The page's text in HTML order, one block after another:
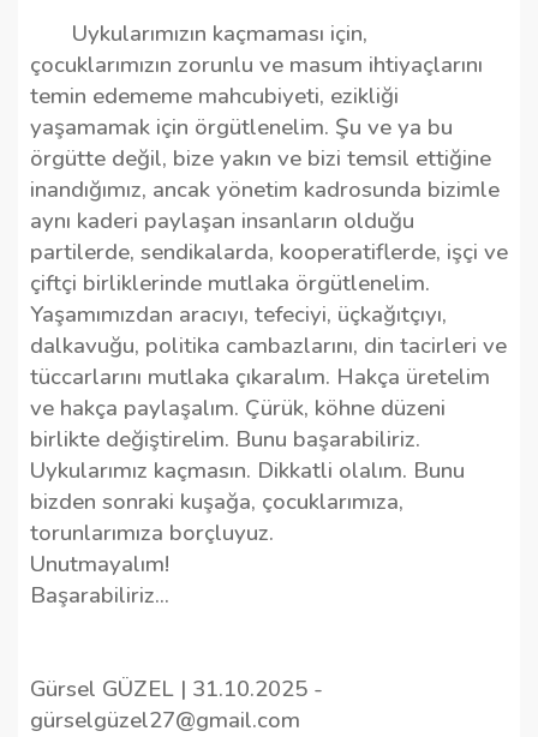
Uykularımızın kaçmaması için,
çocuklarımızın zorunlu ve masum ihtiyaçlarını
temin edememe mahcubiyeti, ezikliği
yaşamamak için örgütlenelim. Şu ve ya bu
örgütte değil, bize yakın ve bizi temsil ettiğine
inandığımız, ancak yönetim kadrosunda bizimle
aynı kaderi paylaşan insanların olduğu
partilerde, sendikalarda, kooperatiflerde, işçi ve
çiftçi birliklerinde mutlaka örgütlenelim.
Yaşamımızdan aracıyı, tefeciyi, üçkağıtçıyı,
dalkavuğu, politika cambazlarını, din tacirleri ve
tüccarlarını mutlaka çıkaralım. Hakça üretelim
ve hakça paylaşalım. Çürük, köhne düzeni
birlikte değiştirelim. Bunu başarabiliriz.
Uykularımız kaçmasın. Dikkatli olalım. Bunu
bizden sonraki kuşağa, çocuklarımıza,
torunlarımıza borçluyuz.
Unutmayalım!
Başarabiliriz…
Gürsel GÜZEL | 31.10.2025 -
gürselgüzel27@gmail.com